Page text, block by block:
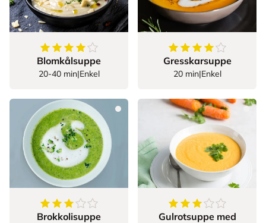
4.247058823529412
stjerner
Blomkålsuppe
20-40 min|Enkel
Gresskarsuppe
20 min|Enkel
3.8285714285714287
stjerner
Brokkolisuppe
3.25av5stjerner
Gulrotsuppe med